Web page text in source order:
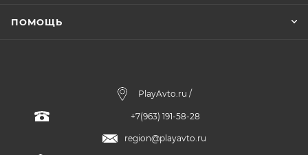
ПОМОЩЬ
PlayAvto.ru /
+7(963) 191-58-28
region@playavto.ru